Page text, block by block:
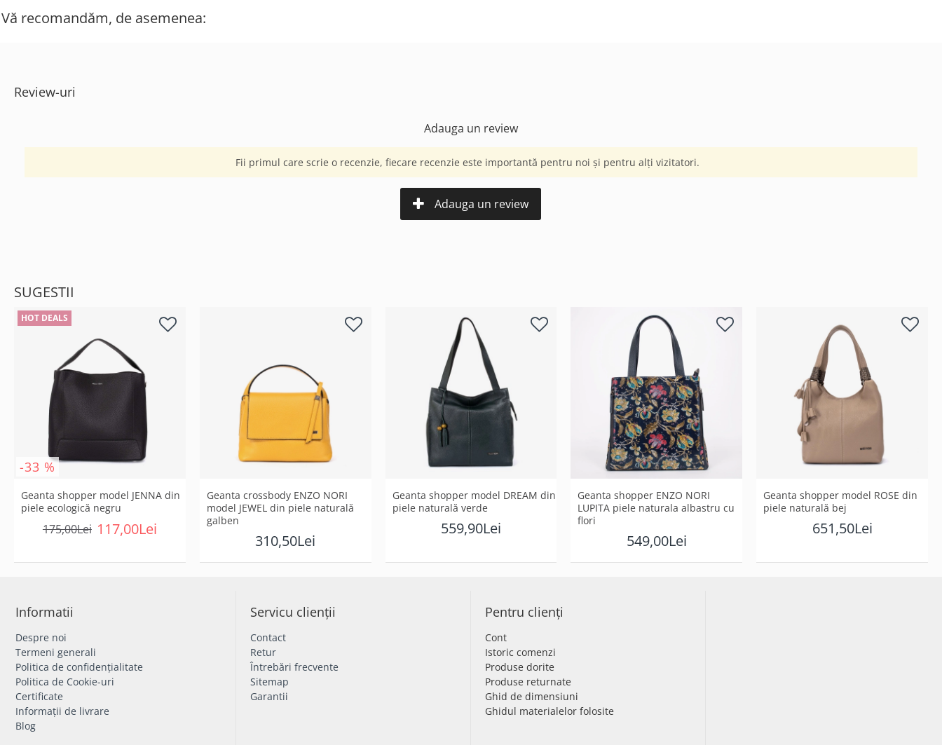
Vă recomandăm, de asemenea:
Review-uri
Adauga un review
Fii primul care scrie o recenzie, fiecare recenzie este importantă pentru noi și pentru alți vizitatori.
Adauga un review
SUGESTII
HOT DEALS
-33 %
Geanta shopper model JENNA din
piele ecologică negru
117,00Lei
175,00Lei
Geanta crossbody ENZO NORI
model JEWEL din piele naturală
galben
310,50Lei
Geanta shopper model DREAM din
piele naturală verde
559,90Lei
Geanta shopper ENZO NORI
LUPITA piele naturala albastru cu
flori
549,00Lei
Geanta shopper model ROSE din
piele naturală bej
651,50Lei
Informatii
Despre noi
Termeni generali
Politica de confidențialitate
Politica de Cookie-uri
Certificate
Informații de livrare
Blog
Servicu clienții
Contact
Retur
Întrebări frecvente
Sitemap
Garantii
Pentru clienți
Cont
Istoric comenzi
Produse dorite
Produse returnate
Ghid de dimensiuni
Ghidul materialelor folosite